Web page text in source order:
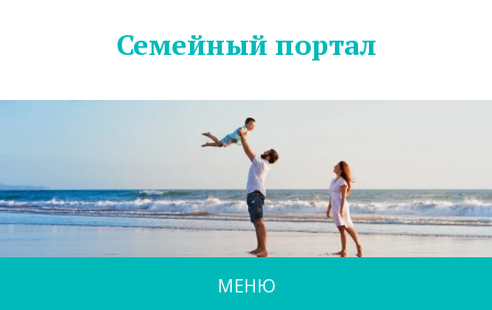
Семейный портал
МЕНЮ